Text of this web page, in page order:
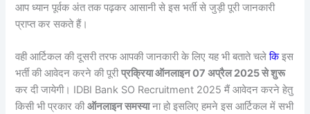
आप ध्यान पूर्वक अंत तक पढ़कर आसानी से इस भर्ती से जुड़ी पूरी जानकारी
प्राप्त कर सकते हैं।
वही आर्टिकल की दूसरी तरफ आपकी जानकारी के लिए यह भी बताते चलेकिइस
भर्ती की आवेदन करने की पूरीप्रक्रिया ऑनलाइन 07 अप्रैल 2025 से शुरू
कर दी जायेगी। IDBI Bank SO Recruitment 2025 मैं आवेदन करने हेतु
किसी भी प्रकार कीऑनलाइन समस्याना हो इसलिए हमने इस आर्टिकल में सभी